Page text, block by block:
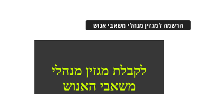
הרשמה למגזין מנהלי משאבי אנוש